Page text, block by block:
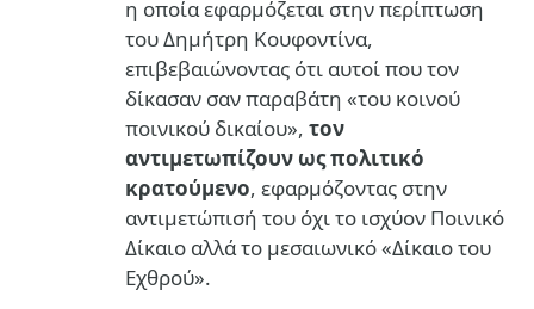
η οποία εφαρμόζεται στην περίπτωση
του Δημήτρη Κουφοντίνα,
επιβεβαιώνοντας ότι αυτοί που τον
δίκασαν σαν παραβάτη «του κοινού
ποινικού δικαίου», τον
αντιμετωπίζουν ως πολιτικό
κρατούμενο, εφαρμόζοντας στην
αντιμετώπισή του όχι το ισχύον Ποινικό
Δίκαιο αλλά το μεσαιωνικό «Δίκαιο του
Εχθρού».